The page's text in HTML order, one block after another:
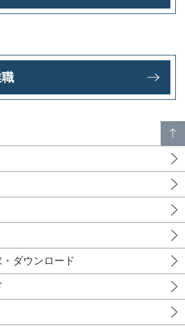
pagetop
ダウンロード